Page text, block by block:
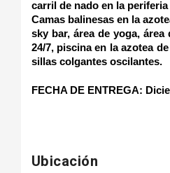
carril de nado en la
Camas balinesas en la
sky bar, área de yoga, área
24/7, piscina en la azotea
sillas colgantes oscilantes.
FECHA DE ENTREGA:
Ubicación